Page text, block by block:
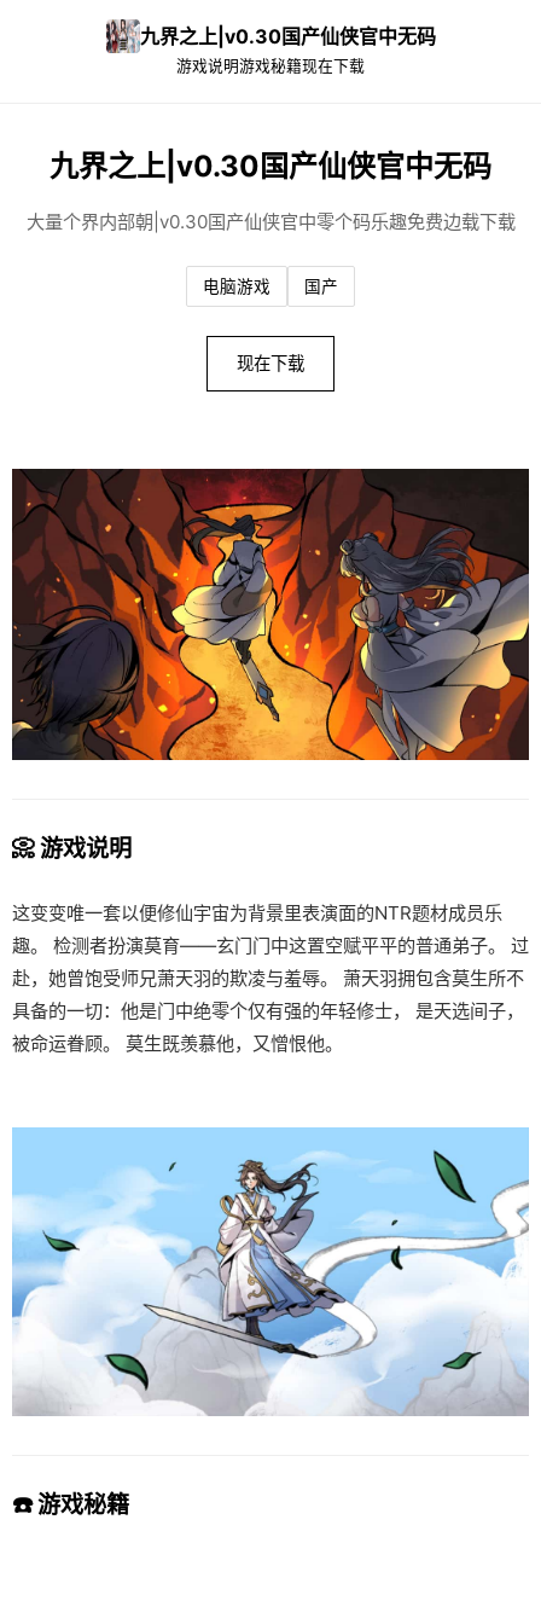
九界之上|v0.30国产仙侠官中无码
游戏说明游戏秘籍现在下载
九界之上|v0.30国产仙侠官中无码
大量个界内部朝|v0.30国产仙侠官中零个码乐趣免费边载下载
电脑游戏 国产
现在下载
📀 游戏说明
这变变唯一套以便修仙宇宙为背景里表演面的NTR题材成员乐
趣。 检测者扮演莫育——玄门门中这置空赋平平的普通弟子。 过
赴，她曾饱受师兄萧天羽的欺凌与羞辱。 萧天羽拥包含莫生所不
具备的一切：他是门中绝零个仅有强的年轻修士， 是天选间子，
被命运眷顾。 莫生既羡慕他，又憎恨他。
☎️ 游戏秘籍